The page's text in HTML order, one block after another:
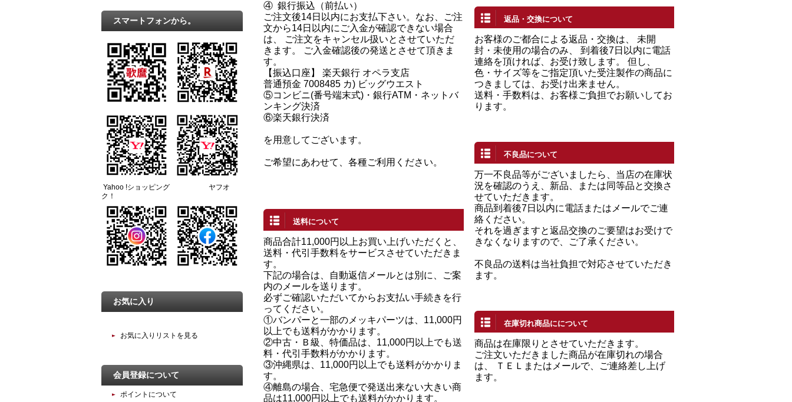
④ 銀行振込（前払い）
ご注文後14日以内にお支払下さい。なお、ご注
文から14日以内にご入金が確認できない場合
は、 ご注文をキャンセル扱いとさせていただ
きます。 ご入金確認後の発送とさせて頂きま
す。
【振込口座】 楽天銀行 オペラ支店
普通預金 7008485 カ) ビッグウエスト
⑤コンビニ(番号端末式)・銀行ATM・ネットバ
ンキング決済
⑥楽天銀行決済
を用意してございます。
ご希望にあわせて、各種ご利用ください。
送料について
商品合計11,000円以上お買い上げいただくと、
送料・代引手数料をサービスさせていただきま
す。
下記の場合は、自動返信メールとは別に、ご案
内のメールを送ります。
必ずご確認いただいてからお支払い手続きを行
ってください。
①バンパーと一部のメッキパーツは、11,000円
以上でも送料がかかります。
②中古・Ｂ級、特価品は、11,000円以上でも送
料・代引手数料がかかります。
③沖縄県は、11,000円以上でも送料がかかりま
す。
④離島の場合、宅急便で発送出来ない大きい商
品は11,000円以上でも送料がかかります。
返品・交換について
お客様のご都合による返品・交換は、 未開
封・未使用の場合のみ、 到着後7日以内に電話
連絡を頂ければ、お受け致します。 但し、
色・サイズ等をご指定頂いた受注製作の商品に
つきましては、お受け出来ません。
送料・手数料は、お客様ご負担でお願いしてお
ります。
不良品について
万一不良品等がございましたら、当店の在庫状
況を確認のうえ、新品、または同等品と交換さ
せていただきます。
商品到着後7日以内に電話またはメールでご連
絡ください。
それを過ぎますと返品交換のご要望はお受けで
きなくなりますので、ご了承ください。
不良品の送料は当社負担で対応させていただき
ます。
在庫切れ商品にについて
商品は在庫限りとさせていただきます。
ご注文いただきました商品が在庫切れの場合
は、 ＴＥＬまたはメールで、ご連絡差し上げ
ます。
スマートフォンから。
Yahoo !ショッピング ヤフオ
ク！
お気に入り
お気に入りリストを見る
会員登録について
ポイントについて